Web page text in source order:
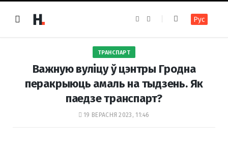
e
k
t
a
m
Рус
ТРАНСПАРТ
Важную вуліцу ў цэнтры Гродна
перакрыюць амаль на тыдзень. Як
паедзе транспарт?
19 ВЕРАСНЯ 2023, 11:46